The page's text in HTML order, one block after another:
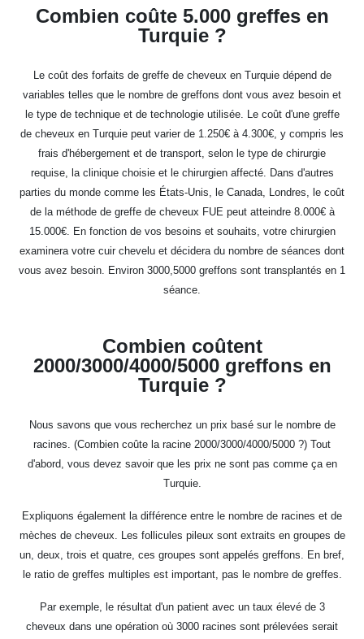
Combien coûte 5.000 greffes en
Turquie ?
Le coût des forfaits de greffe de cheveux en Turquie dépend de
variables telles que le nombre de greffons dont vous avez besoin et
le type de technique et de technologie utilisée. Le coût d'une greffe
de cheveux en Turquie peut varier de 1.250€ à 4.300€, y compris les
frais d'hébergement et de transport, selon le type de chirurgie
requise, la clinique choisie et le chirurgien affecté. Dans d'autres
parties du monde comme les États-Unis, le Canada, Londres, le coût
de la méthode de greffe de cheveux FUE peut atteindre 8.000€ à
15.000€. En fonction de vos besoins et souhaits, votre chirurgien
examinera votre cuir chevelu et décidera du nombre de séances dont
vous avez besoin. Environ 3000,5000 greffons sont transplantés en 1
séance.
Combien coûtent
2000/3000/4000/5000 greffons en
Turquie ?
Nous savons que vous recherchez un prix basé sur le nombre de
racines. (Combien coûte la racine 2000/3000/4000/5000 ?) Tout
d'abord, vous devez savoir que les prix ne sont pas comme ça en
Turquie.
Expliquons également la différence entre le nombre de racines et de
mèches de cheveux. Les follicules pileux sont extraits en groupes de
un, deux, trois et quatre, ces groupes sont appelés greffons. En bref,
le ratio de greffes multiples est important, pas le nombre de greffes.
Par exemple, le résultat d'un patient avec un taux élevé de 3
cheveux dans une opération où 3000 racines sont prélevées serait